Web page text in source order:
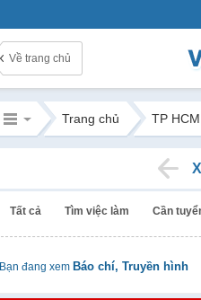
Về trang chủ
Trang chủ TP HCM
Tất cả Tìm việc làm Cần
Bạn đang xem Báo chí, Truyền hình